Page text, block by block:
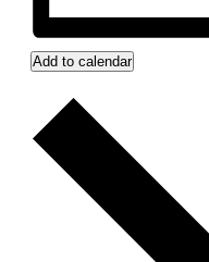
Add to calendar